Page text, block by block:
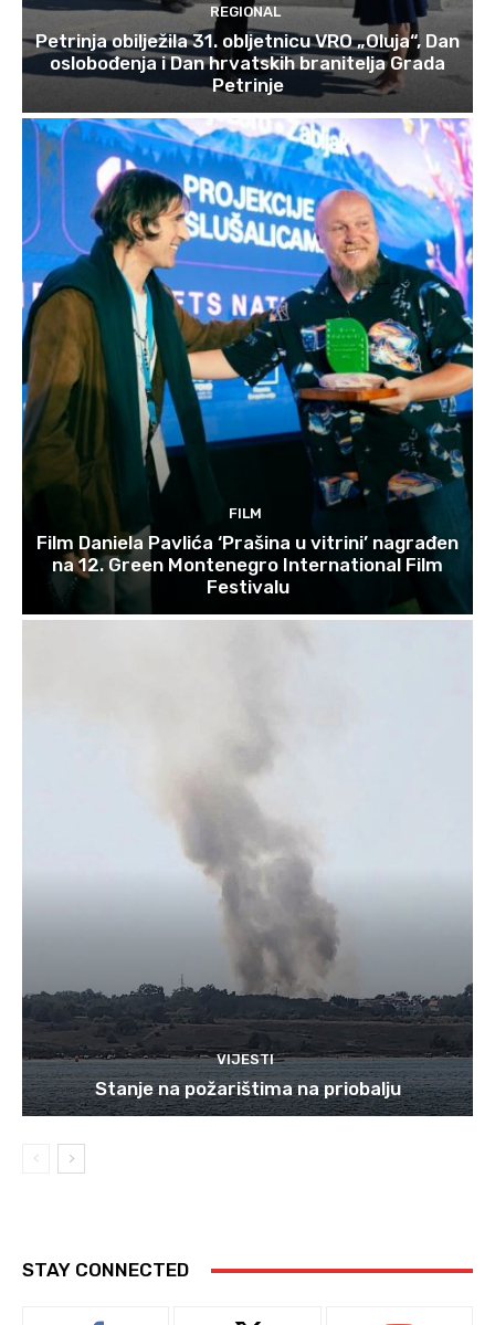
REGIONAL
Petrinja obilježila 31. obljetnicu VRO „Oluja“, Dan
oslobođenja i Dan hrvatskih branitelja Grada
Petrinje
FILM
Film Daniela Pavlića ‘Prašina u vitrini’ nagrađen
na 12. Green Montenegro International Film
Festivalu
VIJESTI
Stanje na požarištima na priobalju
STAY CONNECTED